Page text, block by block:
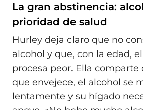
La gran abstinencia:
prioridad de salud
Hurley deja claro que no
alcohol y que, con la edad,
procesa peor. Ella comparte
que envejece, el alcohol se
lentamente y su hígado